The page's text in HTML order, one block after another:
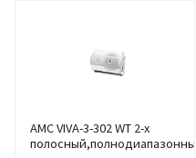
AMC VIVA-3-302 WT 2-х
полосный,полнодиапазонный